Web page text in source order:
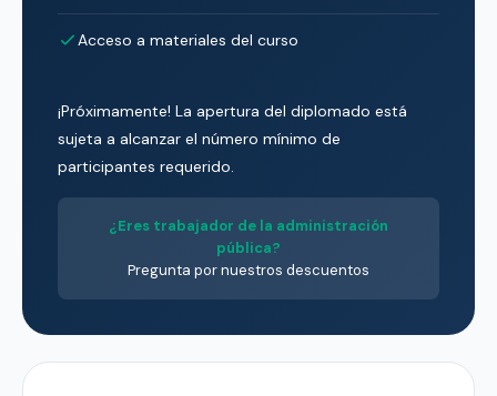
Acceso a materiales del curso
¡Próximamente! La apertura del diplomado está
sujeta a alcanzar el número mínimo de
participantes requerido.
¿Eres trabajador de la administración
pública?
Pregunta por nuestros descuentos